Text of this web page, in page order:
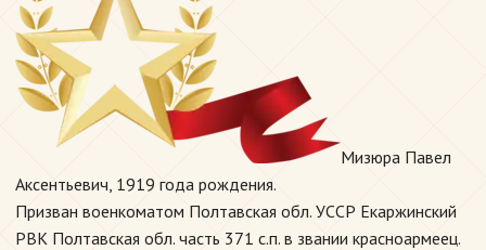
Мизюра Павел
Аксентьевич, 1919 года рождения.
Призван военкоматом Полтавская обл. УССР Екаржинский
РВК Полтавская обл. часть 371 с.п. в звании красноармеец.